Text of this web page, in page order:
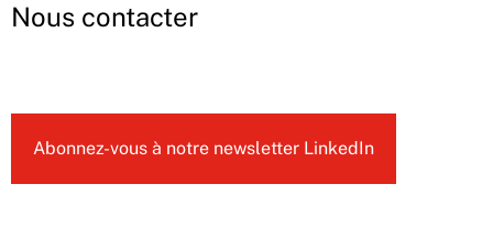
Nous contacter
Abonnez-vous à notre newsletter LinkedIn